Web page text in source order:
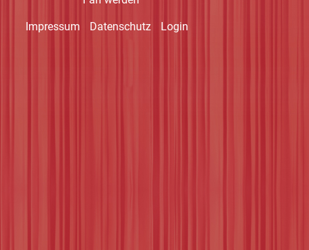
Navigation
Impressum Datenschutz Login